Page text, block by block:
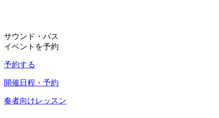
サウンド・バス
イベントを予約
予約する
開催日程・予約
奏者向けレッスン